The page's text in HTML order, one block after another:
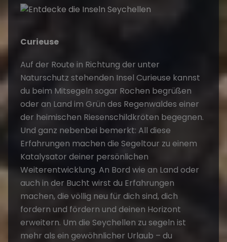
Curieuse
Auf der Route in Richtung der unter
Naturschutz stehenden Insel Curieuse kannst
du beim Mitsegeln sogar Rochen begrüßen
oder an Land im Grün des Regenwaldes einer
der heimischen Riesenschildkröten begegnen.
Und ganz nebenbei bemerkt: All diese
Erfahrungen machen die Segeltour zu einem
Katalysator deiner persönlichen
Weiterentwicklung. An Bord wie an Land oder
auch in der Bucht wirst du Erfahrungen
machen, die völlig neu für dich sind, dich
fordern und fördern und deinen Horizont
erweitern. Um die Seychellen zu segeln ist
mehr als ein gewöhnlicher Urlaub – du